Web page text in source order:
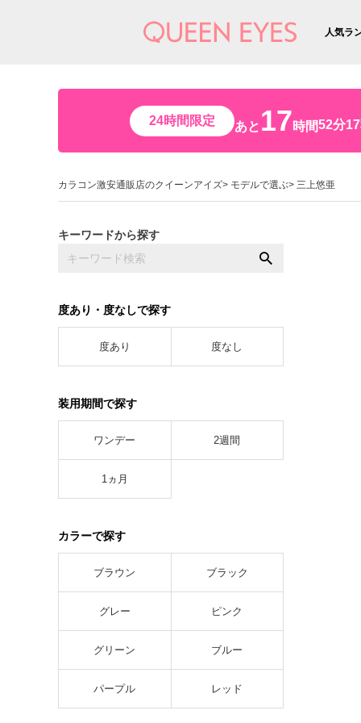
人気ラ
24時間限定 あと 17時間52分
カラコン激安通販店のクイーンアイズ モデルで選ぶ 三上悠亜
キーワードから探す
度あり・度なしで探す
度あり 度なし
装用期間で探す
ワンデー 2週間
1ヵ月
カラーで探す
ブラウン ブラック
グレー ピンク
グリーン ブルー
パープル レッド